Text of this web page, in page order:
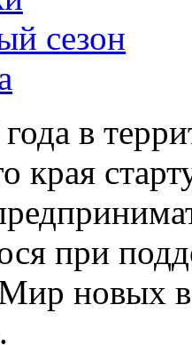
в
края
при
новых